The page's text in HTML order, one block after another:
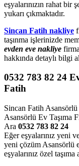
eşyalarınızın rahat bir
yukarı çıkmaktadır.
Sincan Fatih nakliye
taşınma işlerinizde
evden eve nakliye
hakkında detaylı bilgi
0532 783 82 24
Fatih
Sincan Fatih
Asansörlü Ev Taşıma
Ara 0532 783 82 24
Eğer eşyalarınız yeni
yeni çözüm Asansörlü
eşyalarınız özel